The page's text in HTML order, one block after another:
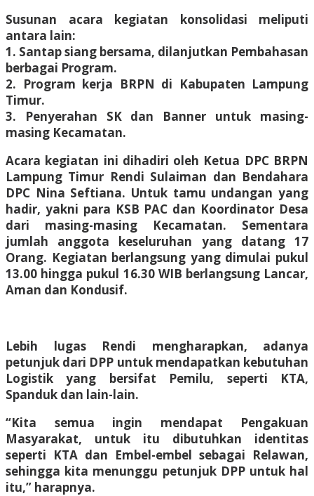
Susunan acara kegiatan konsolidasi meliputi
antara lain:
1. Santap siang bersama, dilanjutkan Pembahasan
berbagai Program.
2. Program kerja BRPN di Kabupaten Lampung
Timur.
3. Penyerahan SK dan Banner untuk masing-
masing Kecamatan.
Acara kegiatan ini dihadiri oleh Ketua DPC BRPN
Lampung Timur Rendi Sulaiman dan Bendahara
DPC Nina Seftiana. Untuk tamu undangan yang
hadir, yakni para KSB PAC dan Koordinator Desa
dari masing-masing Kecamatan. Sementara
jumlah anggota keseluruhan yang datang 17
Orang. Kegiatan berlangsung yang dimulai pukul
13.00 hingga pukul 16.30 WIB berlangsung Lancar,
Aman dan Kondusif.
Lebih lugas Rendi mengharapkan, adanya
petunjuk dari DPP untuk mendapatkan kebutuhan
Logistik yang bersifat Pemilu, seperti KTA,
Spanduk dan lain-lain.
“Kita semua ingin mendapat Pengakuan
Masyarakat, untuk itu dibutuhkan identitas
seperti KTA dan Embel-embel sebagai Relawan,
sehingga kita menunggu petunjuk DPP untuk hal
itu,” harapnya.